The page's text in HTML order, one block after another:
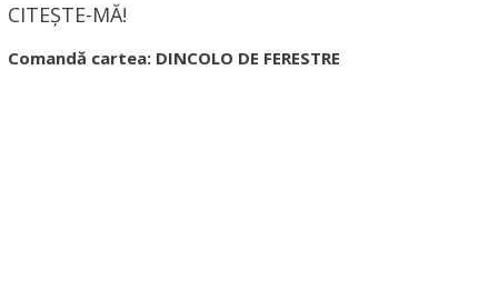
CITEȘTE-MĂ!
Comandă cartea: DINCOLO DE FERESTRE